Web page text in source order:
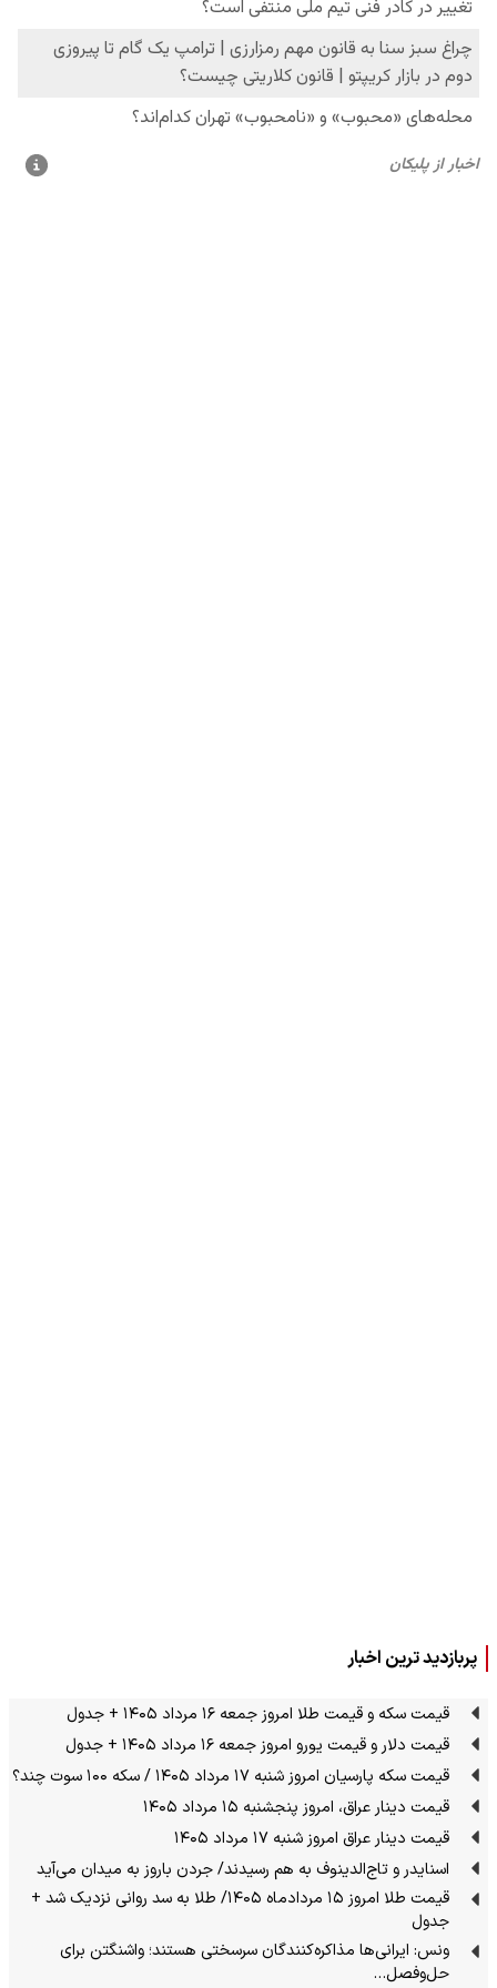
پربازدید ترین اخبار
قیمت سکه و قیمت طلا امروز جمعه ۱۶ مرداد ۱۴۰۵ + جدول
قیمت دلار و قیمت یورو امروز جمعه ۱۶ مرداد ۱۴۰۵ + جدول
قیمت سکه پارسیان امروز شنبه ۱۷ مرداد ۱۴۰۵ / سکه ۱۰۰ سوت چند؟
قیمت دینار عراق، امروز پنجشنبه ۱۵ مرداد ۱۴۰۵
قیمت دینار عراق امروز شنبه ۱۷ مرداد ۱۴۰۵
اسنایدر و تاج‌الدینوف به هم رسیدند/ جردن باروز به میدان می‌آید
قیمت طلا امروز ۱۵ مردادماه ۱۴۰۵/ طلا به سد روانی نزدیک شد +
جدول
ونس: ایرانی‌ها مذاکره‌کنندگان سرسختی هستند؛ واشنگتن برای
حل‌وفصل…